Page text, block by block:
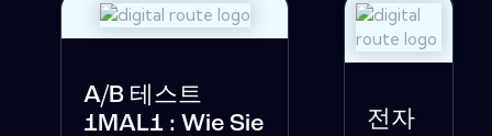
A/B 테스트
1MAL1 : Wie Sie
전자